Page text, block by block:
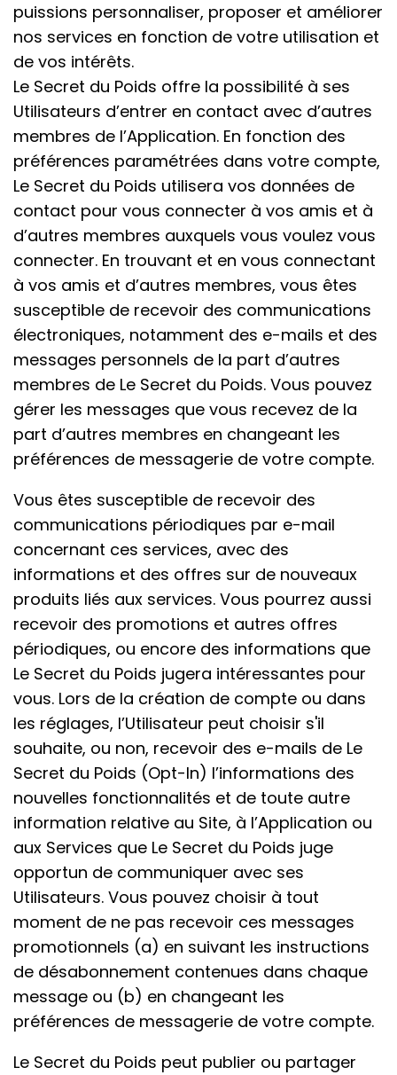
puissions personnaliser, proposer et améliorer
nos services en fonction de votre utilisation et
de vos intérêts.
Le Secret du Poids offre la possibilité à ses
Utilisateurs d’entrer en contact avec d’autres
membres de l’Application. En fonction des
préférences paramétrées dans votre compte,
Le Secret du Poids utilisera vos données de
contact pour vous connecter à vos amis et à
d’autres membres auxquels vous voulez vous
connecter. En trouvant et en vous connectant
à vos amis et d’autres membres, vous êtes
susceptible de recevoir des communications
électroniques, notamment des e-mails et des
messages personnels de la part d’autres
membres de Le Secret du Poids. Vous pouvez
gérer les messages que vous recevez de la
part d’autres membres en changeant les
préférences de messagerie de votre compte.
Vous êtes susceptible de recevoir des
communications périodiques par e-mail
concernant ces services, avec des
informations et des offres sur de nouveaux
produits liés aux services. Vous pourrez aussi
recevoir des promotions et autres offres
périodiques, ou encore des informations que
Le Secret du Poids jugera intéressantes pour
vous. Lors de la création de compte ou dans
les réglages, l’Utilisateur peut choisir s'il
souhaite, ou non, recevoir des e-mails de Le
Secret du Poids (Opt-In) l’informations des
nouvelles fonctionnalités et de toute autre
information relative au Site, à l’Application ou
aux Services que Le Secret du Poids juge
opportun de communiquer avec ses
Utilisateurs. Vous pouvez choisir à tout
moment de ne pas recevoir ces messages
promotionnels (a) en suivant les instructions
de désabonnement contenues dans chaque
message ou (b) en changeant les
préférences de messagerie de votre compte.
Le Secret du Poids peut publier ou partager